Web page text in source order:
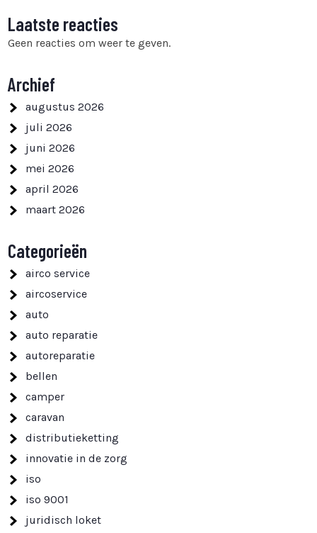
Laatste reacties
Geen reacties om weer te geven.
Archief
augustus 2026
juli 2026
juni 2026
mei 2026
april 2026
maart 2026
Categorieën
airco service
aircoservice
auto
auto reparatie
autoreparatie
bellen
camper
caravan
distributieketting
innovatie in de zorg
iso
iso 9001
juridisch loket